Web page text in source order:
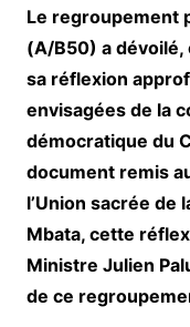
Le regroupement
(A/B50) a dévoilé,
sa réflexion
envisagées de la
démocratique du
document remis
l’Union sacrée de
Mbata, cette
Ministre Julien
de ce